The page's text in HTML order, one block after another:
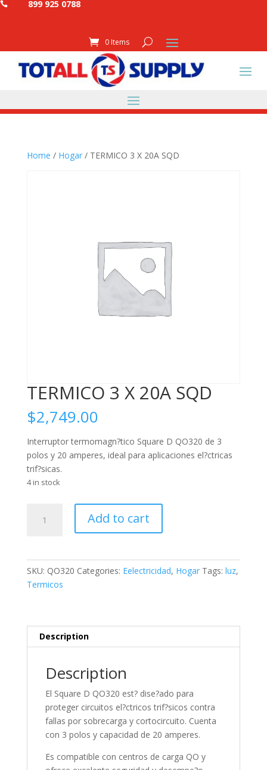
 899 925 0788
0 Items
Home / Hogar/ TERMICO 3 X 20A SQD
TERMICO 3 X 20A SQD
$2,749.00
Interruptor termomagn?tico Square D QO320 de 3
polos y 20 amperes, ideal para aplicaciones el?ctricas
trif?sicas.
4 in stock
quantity
Add to cart
SKU: QO320 Categories: Eelectricidad, Hogar Tags: luz,
Termicos
Description
Description
El Square D QO320 est? dise?ado para
proteger circuitos el?ctricos trif?sicos contra
fallas por sobrecarga y cortocircuito. Cuenta
con 3 polos y capacidad de 20 amperes.
Es compatible con centros de carga QO y